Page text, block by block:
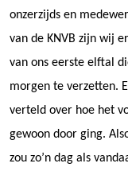
onzerzijds en
van de KNVB zijn wij
van ons eerste elftal
morgen te verzetten.
verteld over hoe het
gewoon door ging.
zou zo’n dag als